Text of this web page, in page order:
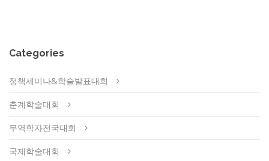
Categories
정책세미나&학술발표대회
춘계학술대회
무역학자전국대회
국제학술대회